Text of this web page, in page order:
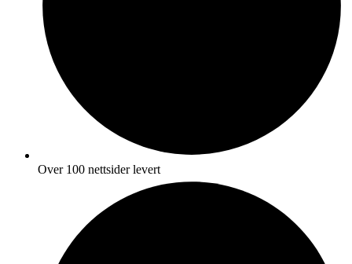
Over 100 nettsider levert